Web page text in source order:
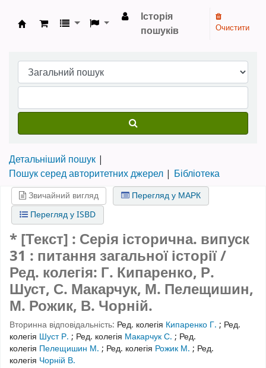
Бібліотека НТШ › Електронний каталог
Історія
пошуків
Очистити
Детальніший пошук
Пошук серед авторитетних джерел
Бібліотека
Звичайний вигляд
Перегляд у МАРК
Перегляд у ISBD
* [Текст] : Серія історична. випуск
31 : питання загальної історії /
Ред. колегія: Г. Кипаренко, Р.
Шуст, С. Макарчук, М. Пелещишин,
М. Рожик, В. Чорній.
Вторинна відповідальність: Ред. колегія Кипаренко Г. ; Ред.
колегія Шуст Р. ; Ред. колегія Макарчук С. ; Ред.
колегія Пелещишин М. ; Ред. колегія Рожик М. ; Ред.
колегія Чорній В.